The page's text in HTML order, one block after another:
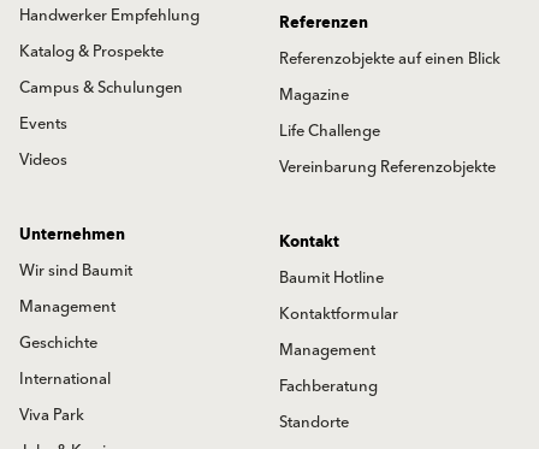
Handwerker Empfehlung
Katalog & Prospekte
Campus & Schulungen
Events
Videos
Referenzen
Referenzobjekte auf einen Blick
Magazine
Life Challenge
Vereinbarung Referenzobjekte
Unternehmen
Wir sind Baumit
Management
Geschichte
International
Viva Park
Kontakt
Baumit Hotline
Kontaktformular
Management
Fachberatung
Standorte